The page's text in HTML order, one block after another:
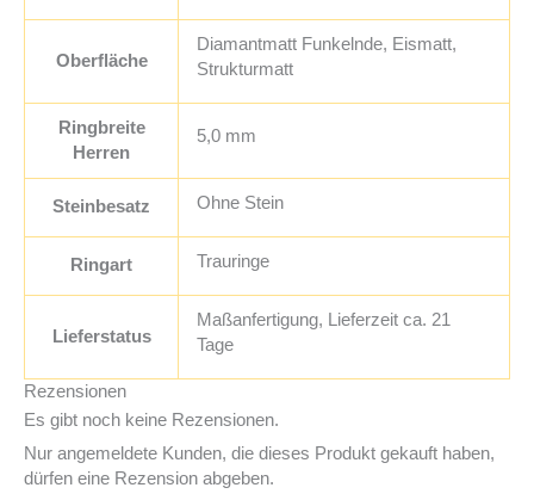
Oberfläche
Diamantmatt Funkelnde, Eismatt,
Strukturmatt
Ringbreite
Herren
5,0 mm
Steinbesatz Ohne Stein
Ringart Trauringe
Lieferstatus
Maßanfertigung, Lieferzeit ca. 21
Tage
Rezensionen
Es gibt noch keine Rezensionen.
Nur angemeldete Kunden, die dieses Produkt gekauft haben,
dürfen eine Rezension abgeben.